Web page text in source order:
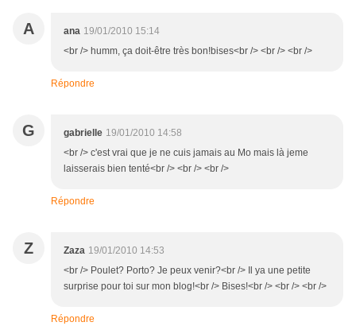
A ana 19/01/2010 15:14
<br /> humm, ça doit-être très bon!bises<br /> <br /> <br />
Répondre
G gabrielle 19/01/2010 14:58
<br /> c'est vrai que je ne cuis jamais au Mo mais là jeme
laisserais bien tenté<br /> <br /> <br />
Répondre
Z Zaza 19/01/2010 14:53
<br /> Poulet? Porto? Je peux venir?<br /> Il ya une petite
surprise pour toi sur mon blog!<br /> Bises!<br /> <br /> <br />
Répondre